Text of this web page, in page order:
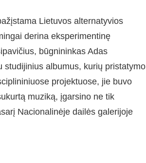
Lietuvos alternatyvios
derina eksperimentinę
būgnininkas Adas
studijinius albumus, kurių pristatymo
projektuose, jie buvo
muziką, įgarsino ne tik
Nacionalinėje dailės galerijoje